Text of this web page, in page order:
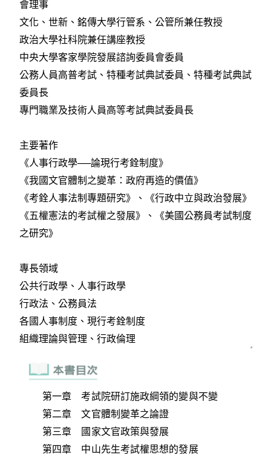
第一章 考試院研訂施政綱領的變與不變
第二章 文官體制變革之論證
第三章 國家文官政策與發展
第四章 中山先生考試權思想的發展